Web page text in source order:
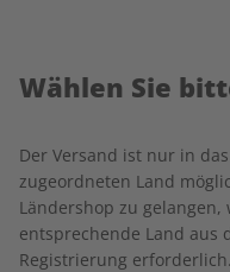
Startseite Business
Wählen Sie
Der Versand ist nur in
zugeordneten Land
Ländershop zu gelangen,
entsprechende Land aus
Registrierung erforderlich.